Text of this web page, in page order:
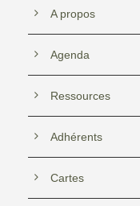
A propos
Agenda
Ressources
Adhérents
Cartes